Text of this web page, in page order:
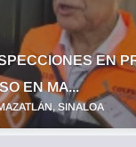
EN
EN MA...
SINALOA